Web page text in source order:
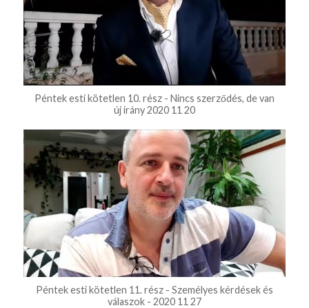
Péntek esti kötetlen 10. rész - Nincs szerződés, de van
új irány 2020 11 20
Péntek esti kötetlen 11. rész - Személyes kérdések és
válaszok - 2020 11 27